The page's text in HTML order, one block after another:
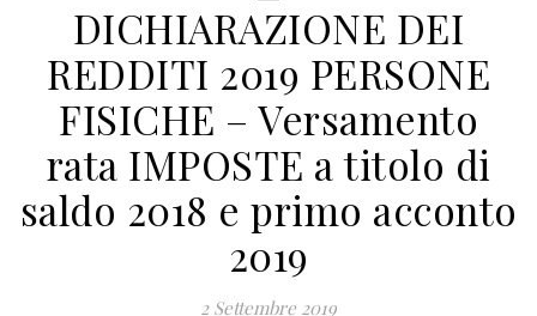
DICHIARAZIONE DEI
REDDITI 2019 PERSONE
FISICHE – Versamento
rata IMPOSTE a titolo di
saldo 2018 e primo acconto
2019
2 Settembre 2019